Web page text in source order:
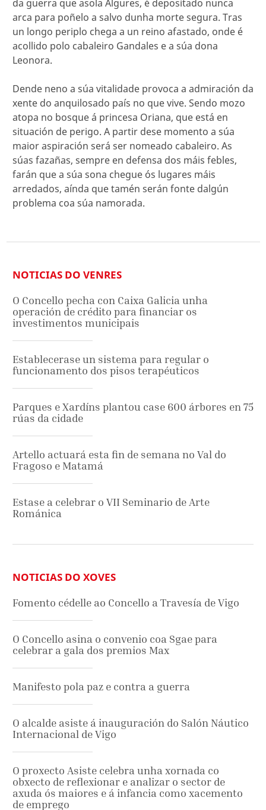
da guerra que asola Algures, é depositado nunca
arca para poñelo a salvo dunha morte segura. Tras
un longo periplo chega a un reino afastado, onde é
acollido polo cabaleiro Gandales e a súa dona
Leonora.
Dende neno a súa vitalidade provoca a admiración da
xente do anquilosado país no que vive. Sendo mozo
atopa no bosque á princesa Oriana, que está en
situación de perigo. A partir dese momento a súa
maior aspiración será ser nomeado cabaleiro. As
súas fazañas, sempre en defensa dos máis febles,
farán que a súa sona chegue ós lugares máis
arredados, aínda que tamén serán fonte dalgún
problema coa súa namorada.
NOTICIAS DO VENRES
O Concello pecha con Caixa Galicia unha
operación de crédito para financiar os
investimentos municipais
Establecerase un sistema para regular o
funcionamento dos pisos terapéuticos
Parques e Xardíns plantou case 600 árbores en 75
rúas da cidade
Artello actuará esta fin de semana no Val do
Fragoso e Matamá
Estase a celebrar o VII Seminario de Arte
Románica
NOTICIAS DO XOVES
Fomento cédelle ao Concello a Travesía de Vigo
O Concello asina o convenio coa Sgae para
celebrar a gala dos premios Max
Manifesto pola paz e contra a guerra
O alcalde asiste á inauguración do Salón Náutico
Internacional de Vigo
O proxecto Asiste celebra unha xornada co
obxecto de reflexionar e analizar o sector de
axuda ós maiores e á infancia como xacemento
de emprego